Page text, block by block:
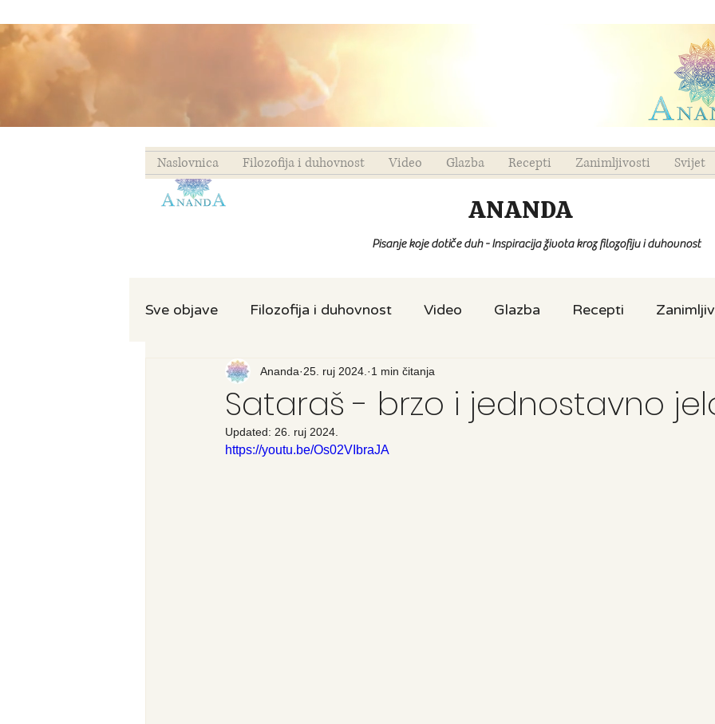
Naslovnica Filozofija i duhovnost Video Glazba Recepti Zanimljivosti Svijet
ANANDA
Pisanje koje dotiče duh - Inspiracija života kroz filozofiju i duhovnost
Sve objave Filozofija i duhovnost Video Glazba Recepti
Recenzija knjige Svijet
Sataraš - brzo i jednostavno
Ananda 25. ruj 2024. 1 min čitanja
Updated: 26. ruj 2024.
https://youtu.be/Os02VIbraJA